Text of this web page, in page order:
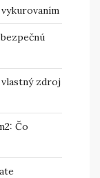
vlastný zdroj
Čo